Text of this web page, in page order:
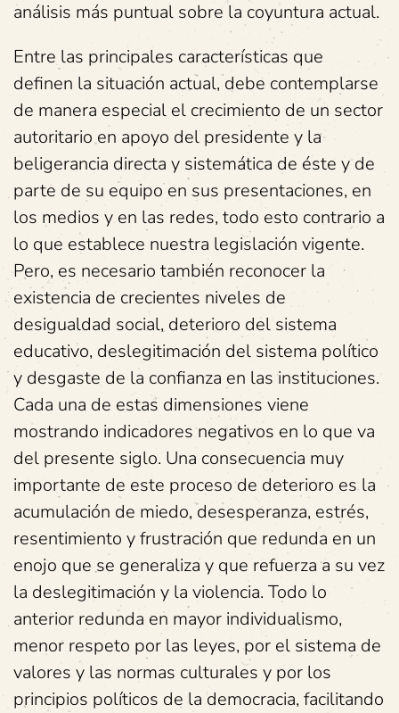
análisis más puntual sobre la coyuntura actual.
Entre las principales características que
definen la situación actual, debe contemplarse
de manera especial el crecimiento de un sector
autoritario en apoyo del presidente y la
beligerancia directa y sistemática de éste y de
parte de su equipo en sus presentaciones, en
los medios y en las redes, todo esto contrario a
lo que establece nuestra legislación vigente.
Pero, es necesario también reconocer la
existencia de crecientes niveles de
desigualdad social, deterioro del sistema
educativo, deslegitimación del sistema político
y desgaste de la confianza en las instituciones.
Cada una de estas dimensiones viene
mostrando indicadores negativos en lo que va
del presente siglo. Una consecuencia muy
importante de este proceso de deterioro es la
acumulación de miedo, desesperanza, estrés,
resentimiento y frustración que redunda en un
enojo que se generaliza y que refuerza a su vez
la deslegitimación y la violencia. Todo lo
anterior redunda en mayor individualismo,
menor respeto por las leyes, por el sistema de
valores y las normas culturales y por los
principios políticos de la democracia, facilitando